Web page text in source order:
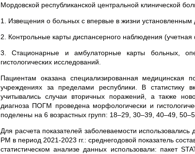
Мордовской республиканской центральной клинической
1. Извещения о больных с впервые в жизни
2. Контрольные карты диспансерного наблюдения
3. Стационарные и амбулаторные карты больных,
гистологических исследований.
Пациентам оказана специализированная
учреждениях за пределами республики. В
учитывались случаи вторичных поражений, а также
диагноза ПОГМ проведена морфологически и
поделены на 6 возрастных групп: 18–29, 30–39, 40–49,
Для расчета показателей заболеваемости
РМ в период 2021-2023 гг.: среднегодовой показатель
статистическом анализе данных использовали: пакет